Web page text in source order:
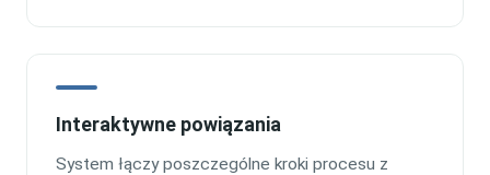
Interaktywne powiązania
System łączy poszczególne kroki procesu z